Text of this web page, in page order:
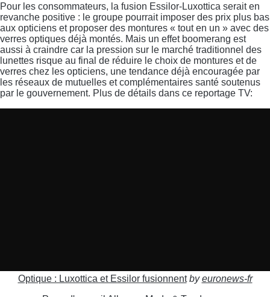
Pour les consommateurs, la fusion Essilor-Luxottica serait en
revanche positive : le groupe pourrait imposer des prix plus bas
aux opticiens et proposer des montures « tout en un » avec des
verres optiques déjà montés. Mais un effet boomerang est
aussi à craindre car la pression sur le marché traditionnel des
lunettes risque au final de réduire le choix de montures et de
verres chez les opticiens, une tendance déjà encouragée par
les réseaux de mutuelles et complémentaires santé soutenus
par le gouvernement. Plus de détails dans ce reportage TV:
Optique : Luxottica et Essilor fusionnent byeuronews-fr